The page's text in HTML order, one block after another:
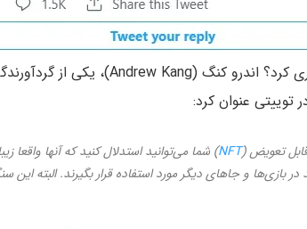
توییتی عنوان کرد:
تعویض (NFT) شما می‌توانید استدلال کنید که آنها واقعا
بازی‌ها و جاهای دیگر مورد استفاده قرار بگیرند. البته این